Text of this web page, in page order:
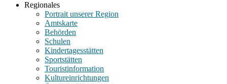
Regionales
Portrait unserer Region
Amtskarte
Behörden
Schulen
Kindertagesstätten
Sportstätten
Touristinformation
Kultureinrichtungen